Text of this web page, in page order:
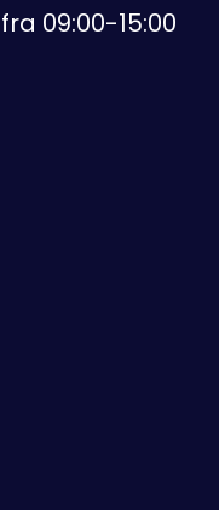
09:00-15:00